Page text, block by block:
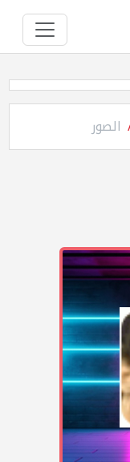
الصور